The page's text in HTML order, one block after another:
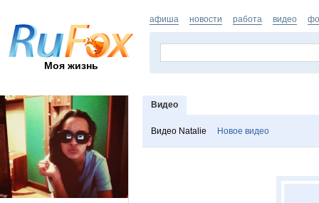
Моя жизнь
афиша новости работа видео
Видео
Видео Natalie Новое видео